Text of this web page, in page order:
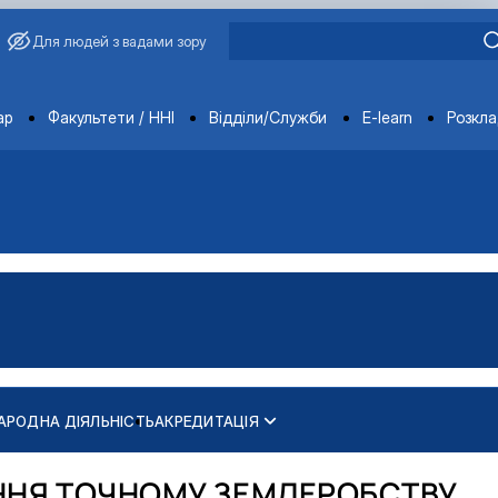
Для людей з вадами зору
Факультети / ННІ Відділи/Служби E-learn
ДІЯЛЬНІСТЬАКРЕДИТАЦІЯ